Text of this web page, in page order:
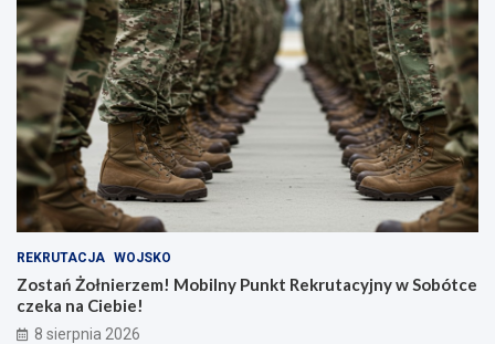
REKRUTACJA WOJSKO
Zostań Żołnierzem! Mobilny Punkt Rekrutacyjny w Sobótce
czeka na Ciebie!
8 sierpnia 2026